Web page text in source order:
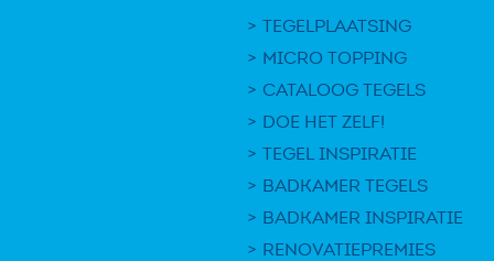
TEGELPLAATSING
MICRO TOPPING
CATALOOG TEGELS
DOE HET ZELF!
TEGEL INSPIRATIE
BADKAMER TEGELS
BADKAMER INSPIRATIE
RENOVATIEPREMIES